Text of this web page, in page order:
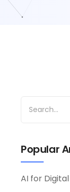
Popular
AI for